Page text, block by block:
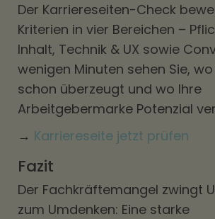
Der Karriereseiten-Check
Kriterien in vier Bereichen –
Inhalt, Technik & UX sowie
wenigen Minuten sehen Sie,
schon überzeugt und wo Ihre
Arbeitgebermarke Potenzial
→ Karriereseite jetzt prüfen
Fazit
Der Fachkräftemangel zwingt
zum Umdenken: Eine starke